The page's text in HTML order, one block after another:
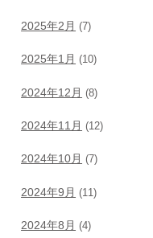
2025年2月 (7)
2025年1月 (10)
2024年12月 (8)
2024年11月 (12)
2024年10月 (7)
2024年9月 (11)
2024年8月 (4)